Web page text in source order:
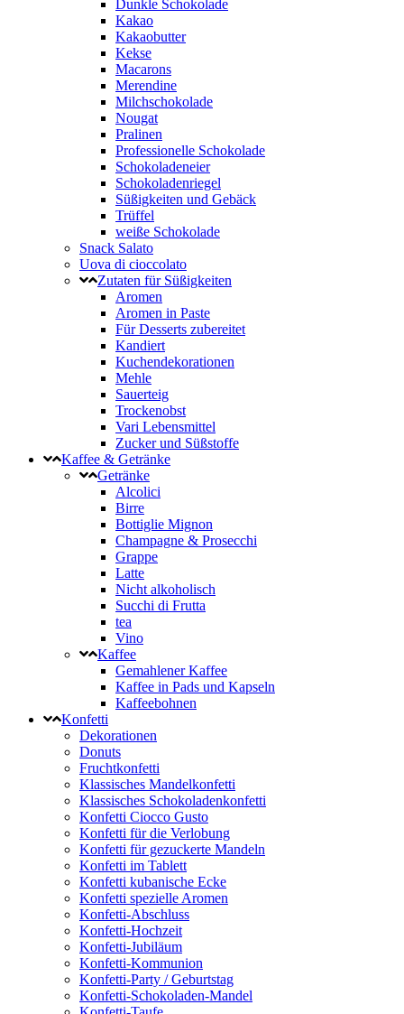
Dunkle Schokolade
Kakao
Kakaobutter
Kekse
Macarons
Merendine
Milchschokolade
Nougat
Pralinen
Professionelle Schokolade
Schokoladeneier
Schokoladenriegel
Süßigkeiten und Gebäck
Trüffel
weiße Schokolade
Snack Salato
Uova di cioccolato
Zutaten für Süßigkeiten
Aromen
Aromen in Paste
Für Desserts zubereitet
Kandiert
Kuchendekorationen
Mehle
Sauerteig
Trockenobst
Vari Lebensmittel
Zucker und Süßstoffe
Kaffee & Getränke
Getränke
Alcolici
Birre
Bottiglie Mignon
Champagne & Prosecchi
Grappe
Latte
Nicht alkoholisch
Succhi di Frutta
tea
Vino
Kaffee
Gemahlener Kaffee
Kaffee in Pads und Kapseln
Kaffeebohnen
Konfetti
Dekorationen
Donuts
Fruchtkonfetti
Klassisches Mandelkonfetti
Klassisches Schokoladenkonfetti
Konfetti Ciocco Gusto
Konfetti für die Verlobung
Konfetti für gezuckerte Mandeln
Konfetti im Tablett
Konfetti kubanische Ecke
Konfetti spezielle Aromen
Konfetti-Abschluss
Konfetti-Hochzeit
Konfetti-Jubiläum
Konfetti-Kommunion
Konfetti-Party / Geburtstag
Konfetti-Schokoladen-Mandel